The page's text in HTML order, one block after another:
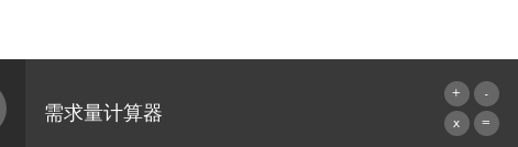
需求量计算器